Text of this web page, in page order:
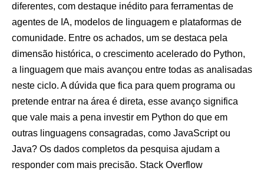
diferentes, com destaque inédito para ferramentas de
agentes de IA, modelos de linguagem e plataformas de
comunidade. Entre os achados, um se destaca pela
dimensão histórica, o crescimento acelerado do Python,
a linguagem que mais avançou entre todas as analisadas
neste ciclo. A dúvida que fica para quem programa ou
pretende entrar na área é direta, esse avanço significa
que vale mais a pena investir em Python do que em
outras linguagens consagradas, como JavaScript ou
Java? Os dados completos da pesquisa ajudam a
responder com mais precisão. Stack Overflow